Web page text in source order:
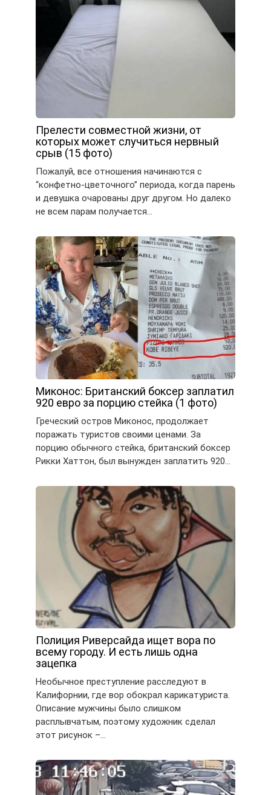
Прелести совместной жизни, от
которых может случиться нервный
срыв (15 фото)
Пожалуй, все отношения начинаются с
“конфетно-цветочного” периода, когда парень
и девушка очарованы друг другом. Но далеко
не всем парам получается…
Миконос: Британский боксер заплатил
920 евро за порцию стейка (1 фото)
Греческий остров Миконос, продолжает
поражать туристов своими ценами. За
порцию обычного стейка, британский боксер
Рикки Хаттон, был вынужден заплатить 920…
Полиция Риверсайда ищет вора по
всему городу. И есть лишь одна
зацепка
Необычное преступление расследуют в
Калифорнии, где вор обокрал карикатуриста.
Описание мужчины было слишком
расплывчатым, поэтому художник сделал
этот рисунок –…